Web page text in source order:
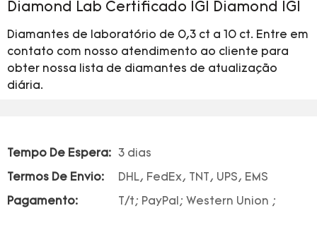
Diamond Lab Certificado IGI Diamond IGI
Diamantes de laboratório de 0,3 ct a 10 ct. Entre em
contato com nosso atendimento ao cliente para
obter nossa lista de diamantes de atualização
diária.
Tempo De Espera: 3 dias
Termos De Envio: DHL, FedEx, TNT, UPS, EMS
Pagamento: T/t; PayPal; Western Union ;